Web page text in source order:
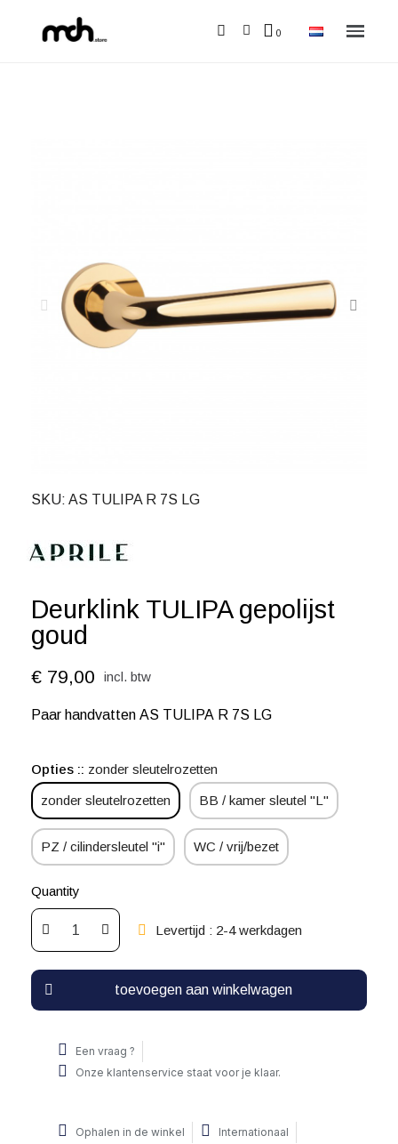
SKU AS TULIPA R 7S LG
Deurklink TULIPA gepolijst
goud
€ 79,00 incl. btw
Paar handvatten AS TULIPA R 7S LG
Opties : zonder sleutelrozetten
zonder sleutelrozetten BB / kamer sleutel "L"
PZ / cilindersleutel "i" WC / vrij/bezet
Quantity
Levertijd : 2-4 werkdagen
toevoegen aan winkelwagen
Een vraag ?
Onze klantenservice staat voor je klaar.
Ophalen in de winkel
Internationaal